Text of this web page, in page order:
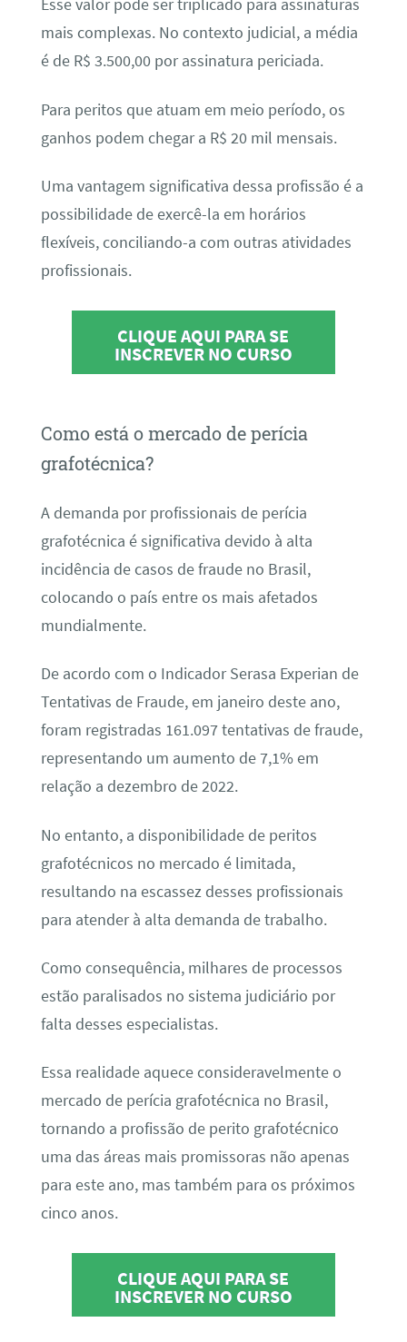
Esse valor pode ser triplicado para assinaturas
mais complexas. No contexto judicial, a média
é de R$ 3.500,00 por assinatura periciada.
Para peritos que atuam em meio período, os
ganhos podem chegar a R$ 20 mil mensais.
Uma vantagem significativa dessa profissão é a
possibilidade de exercê-la em horários
flexíveis, conciliando-a com outras atividades
profissionais.
CLIQUE AQUI PARA SE
INSCREVER NO CURSO
Como está o mercado de perícia
grafotécnica?
A demanda por profissionais de perícia
grafotécnica é significativa devido à alta
incidência de casos de fraude no Brasil,
colocando o país entre os mais afetados
mundialmente.
De acordo com o Indicador Serasa Experian de
Tentativas de Fraude, em janeiro deste ano,
foram registradas 161.097 tentativas de fraude,
representando um aumento de 7,1% em
relação a dezembro de 2022.
No entanto, a disponibilidade de peritos
grafotécnicos no mercado é limitada,
resultando na escassez desses profissionais
para atender à alta demanda de trabalho.
Como consequência, milhares de processos
estão paralisados no sistema judiciário por
falta desses especialistas.
Essa realidade aquece consideravelmente o
mercado de perícia grafotécnica no Brasil,
tornando a profissão de perito grafotécnico
uma das áreas mais promissoras não apenas
para este ano, mas também para os próximos
cinco anos.
CLIQUE AQUI PARA SE
INSCREVER NO CURSO